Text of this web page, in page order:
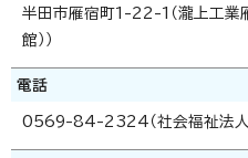
半田市雁宿町1-22-1（瀧上工業
館））
電話
0569-84-2324（社会福祉法人